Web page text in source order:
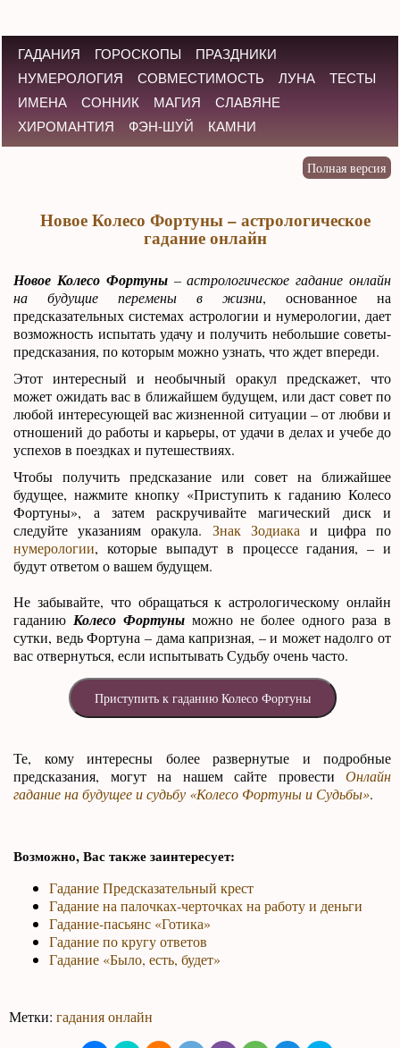
ГАДАНИЯ ГОРОСКОПЫ
ПРАЗДНИКИ
НУМЕРОЛОГИЯ
СОВМЕСТИМОСТЬ ЛУНА
ТЕСТЫ
ИМЕНА
СОННИК МАГИЯ
СЛАВЯНЕ
ХИРОМАНТИЯ
ФЭН-ШУЙ КАМНИ
Новое Колесо Фортуны – астрологическое
гадание онлайн
Новое Колесо Фортуны– астрологическое гадание онлайн
на будущие перемены в жизни, основанное на
предсказательных системах астрологии и нумерологии, дает
возможность испытать удачу и получить небольшие советы-
предсказания, по которым можно узнать, что ждет впереди.
Этот интересный и необычный оракул предскажет, что
может ожидать вас в ближайшем будущем, или даст совет по
любой интересующей вас жизненной ситуации – от любви и
отношений до работы и карьеры, от удачи в делах и учебе до
успехов в поездках и путешествиях.
Чтобы получить предсказание или совет на ближайшее
будущее, нажмите кнопку «Приступить к гаданию Колесо
Фортуны», а затем раскручивайте магический диск и
следуйте указаниям оракула. Знак Зодиака и цифра по
нумерологии, которые выпадут в процессе гадания, – и
будут ответом о вашем будущем.
Не забывайте, что обращаться к астрологическому онлайн
гаданию Колесо Фортуныможно не более одного раза в
сутки, ведь Фортуна – дама капризная, – и может надолго от
вас отвернуться, если испытывать Судьбу очень часто.
Те, кому интересны более развернутые и подробные
предсказания, могут на нашем сайте провести Онлайн
гадание на будущее и судьбу «Колесо Фортуны и Судьбы».
Возможно, Вас также заинтересует:
Гадание Предсказательный крест
Гадание на палочках-черточках на работу и деньги
Гадание-пасьянс «Готика»
Гадание по кругу ответов
Гадание «Было, есть, будет»
Метки:гадания онлайн